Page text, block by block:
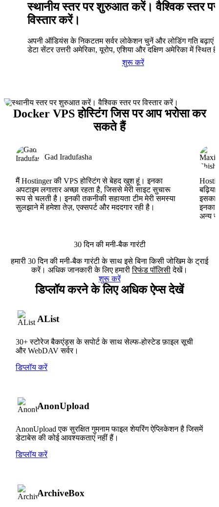
स्थानीय स्तर पर शुरुआत करें। वैश्विक स्तर पर
विस्तार करें।
अपनी ऑडियंस के निकटतम सर्वर लोकेशन चुनें और लोडिंग गति बढ़ाएं।
डेटा सेंटर उत्तरी अमेरिका, यूरोप, एशिया और दक्षिण अमेरिका में स्थित
शुरू करें
Docker VPS होस्टिंग जिस पर आप भरोसा कर
सकते हैं
Gad Iradufasha
मैं Hostinger की VPS होस्टिंग से बेहद खुश हूं। इनका
अपटाइम लगातार अच्छा रहता है, जिससे मेरी साइट सुचारू
रूप से चलती है। इनकी तकनीकी सहायता टीम मेरी समस्या
सुलझाने में हमेशा तेज़, एक्सपर्ट और मददगार रही है।
इसका
इनका
अन्य
30 दिन की मनी-बैक गारंटी
हमारी 30 दिन की मनी-बैक गारंटी के साथ इसे बिना किसी जोखिम के ट्राई
करें। अधिक जानकारी के लिए हमारीरिफंड पॉलिसीदेखें।
शुरू करें
डिप्लॉय करने के लिए अधिक ऐप्स देखें
AList
30+ स्टोरेज बैकएंड्स के सपोर्ट के साथ सेल्फ-होस्टेड फ़ाइल सूची
और WebDAV सर्वर।
डिप्लॉय करें
AnonUpload
AnonUpload एक सुरक्षित गुमनाम फाइल शेयरिंग ऐप्लिकेशन है जिसमें
डेटाबेस की कोई आवश्यकताएं नहीं हैं।
डिप्लॉय करें
ArchiveBox